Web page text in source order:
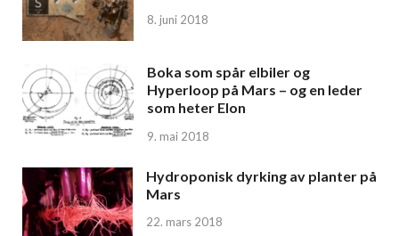
8. juni 2018
Boka som spår elbiler og
Hyperloop på Mars – og en leder
som heter Elon
9. mai 2018
Hydroponisk dyrking av planter på
Mars
22. mars 2018